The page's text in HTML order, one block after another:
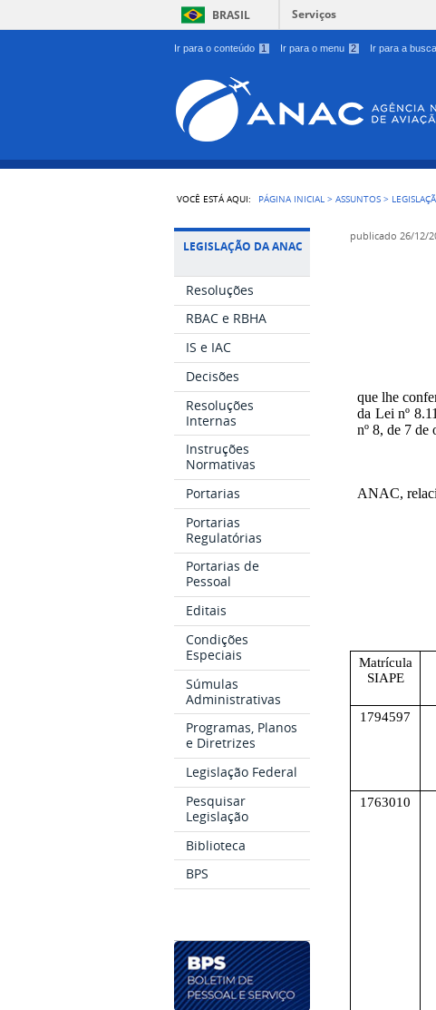
Ir para o conteúdo 1 Ir para o menu 2 Ir para a busca
BRASIL Serviços
VOCÊ ESTÁ AQUI: PÁGINA INICIAL >ASSUNTOS >
LEGISLAÇÃO DA ANAC
Resoluções
RBAC e RBHA
IS e IAC
Decisões
Resoluções
Internas
Instruções
Normativas
Portarias
Portarias
Regulatórias
Portarias de
Pessoal
Editais
Condições
Especiais
Súmulas
Administrativas
Programas, Planos
e Diretrizes
Legislação Federal
Pesquisar
Legislação
Biblioteca
BPS
publicado 26/12/
que lhe
da Lei nº
nº 8, de 7 de
ANAC,
Matrícula
SIAPE
1794597
1763010